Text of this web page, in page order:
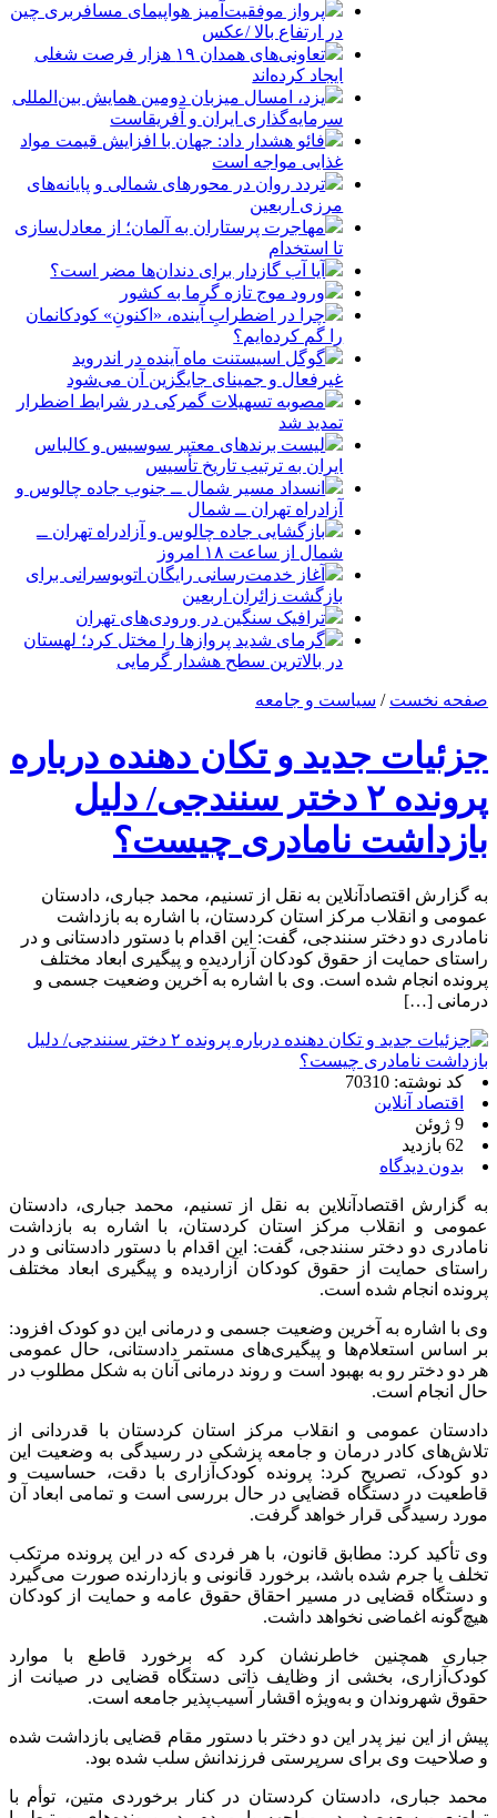
پرواز موفقیت‌آمیز هواپیمای مسافربری چین
در ارتفاع بالا /عکس
تعاونی‌های همدان ۱۹ هزار فرصت شغلی
ایجاد کرده‌اند
یزد، امسال میزبان دومین همایش بین‌المللی
سرمایه‌گذاری ایران و آفریقاست
فائو هشدار داد: جهان با افزایش قیمت مواد
غذایی مواجه است
تردد روان در محورهای شمالی و پایانه‌های
مرزی اربعین
مهاجرت پرستاران به آلمان؛ از معادل‌سازی
تا استخدام
آیا آب گازدار برای دندان‌ها مضر است؟
ورود موج تازه گرما به کشور
چرا در اضطرابِ آینده، «اکنونِ» کودکانمان
را گم کرده‌ایم؟
گوگل اسیستنت ماه آینده در اندروید
غیرفعال و جمینای جایگزین آن می‌شود
مصوبه تسهیلات گمرکی در شرایط اضطرار
تمدید شد
لیست برندهای معتبر سوسیس و کالباس
ایران به ترتیب تاریخ تأسیس
انسداد مسیر شمال ــ جنوب جاده چالوس و
آزادراه تهران ــ شمال
بازگشایی جاده چالوس و آزادراه تهران ــ
شمال از ساعت ۱۸ امروز
آغاز خدمت‌رسانی رایگان اتوبوسرانی برای
بازگشت زائران اربعین
ترافیک سنگین در ورودی‌های تهران
گرمای شدید پروازها را مختل کرد؛ لهستان
در بالاترین سطح هشدار گرمایی
صفحه نخست / سیاست و جامعه
جزئیات جدید و تکان دهنده درباره
پرونده ۲ دختر سنندجی/ دلیل
بازداشت نامادری چیست؟
به گزارش اقتصادآنلاین به نقل از تسنیم، محمد جباری، دادستان
عمومی و انقلاب مرکز استان کردستان، با اشاره به بازداشت
نامادری دو دختر سنندجی، گفت: این اقدام با دستور دادستانی و در
راستای حمایت از حقوق کودکان آزاردیده و پیگیری ابعاد مختلف
پرونده انجام شده است. وی با اشاره به آخرین وضعیت جسمی و
درمانی […]
کد نوشته: 70310
اقتصاد آنلاین
9 ژوئن
62 بازدید
بدون دیدگاه
به گزارش اقتصادآنلاین به نقل از تسنیم، محمد جباری، دادستان
عمومی و انقلاب مرکز استان کردستان، با اشاره به بازداشت
نامادری دو دختر سنندجی، گفت: این اقدام با دستور دادستانی و در
راستای حمایت از حقوق کودکان آزاردیده و پیگیری ابعاد مختلف
پرونده انجام شده است.
وی با اشاره به آخرین وضعیت جسمی و درمانی این دو کودک افزود:
بر اساس استعلام‌ها و پیگیری‌های مستمر دادستانی، حال عمومی
هر دو دختر رو به بهبود است و روند درمانی آنان به شکل مطلوب در
حال انجام است.
دادستان عمومی و انقلاب مرکز استان کردستان با قدردانی از
تلاش‌های کادر درمان و جامعه پزشکی در رسیدگی به وضعیت این
دو کودک، تصریح کرد: پرونده کودک‌آزاری با دقت، حساسیت و
قاطعیت در دستگاه قضایی در حال بررسی است و تمامی ابعاد آن
مورد رسیدگی قرار خواهد گرفت.
وی تأکید کرد: مطابق قانون، با هر فردی که در این پرونده مرتکب
تخلف یا جرم شده باشد، برخورد قانونی و بازدارنده صورت می‌گیرد
و دستگاه قضایی در مسیر احقاق حقوق عامه و حمایت از کودکان
هیچ‌گونه اغماضی نخواهد داشت.
جباری همچنین خاطرنشان کرد که برخورد قاطع با موارد
کودک‌آزاری، بخشی از وظایف ذاتی دستگاه قضایی در صیانت از
حقوق شهروندان و به‌ویژه اقشار آسیب‌پذیر جامعه است.
پیش از این نیز پدر این دو دختر با دستور مقام قضایی بازداشت شده
و صلاحیت وی برای سرپرستی فرزندانش سلب شده بود.
محمد جباری، دادستان کردستان در کنار برخوردی متین، توأم با